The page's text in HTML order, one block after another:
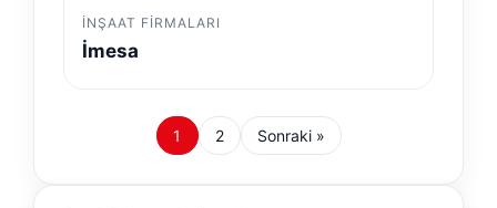
İNŞAAT FIRMALARI
İmesa
1 2 Sonraki »